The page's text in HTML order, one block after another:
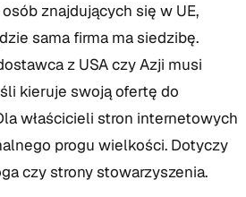
znajdujących się w UE,
sama firma ma siedzibę.
z USA czy Azji musi
kieruje swoją ofertę do
właścicieli stron internetowych
progu wielkości. Dotyczy
czy strony stowarzyszenia.